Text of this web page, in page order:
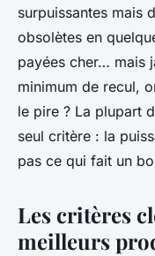
surpuissantes mais
obsolètes en
payées cher… mais
minimum de recul,
le pire ? La plupart
seul critère : la
pas ce qui fait un
Les critères
meilleurs